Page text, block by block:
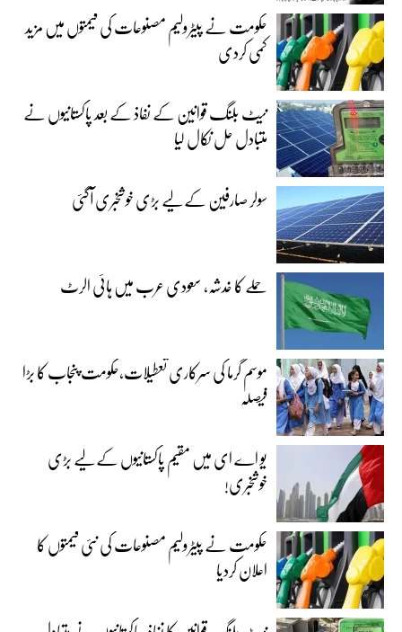
حکومت نے پیٹرولیم مصنوعات کی قیمتوں میں مزید
کمی کردی
نیٹ بلنگ قوانین کے نفاذ کے بعد پاکستانیوں نے
متبادل حل نکال لیا
سولر صارفین کے لیے بڑی خوشخبری آگئی
حملے کا خدشہ، سعودی عرب میں ہائی الرٹ
موسم گرما کی سرکاری تعطیلات،حکومت پنجاب کا بڑا
فیصلہ
یو اے ای میں مقیم پاکستانیوں کے لیے بڑی
خوشخبری!
حکومت نے پیٹرولیم مصنوعات کی نئی قیمتوں کا
اعلان کردیا